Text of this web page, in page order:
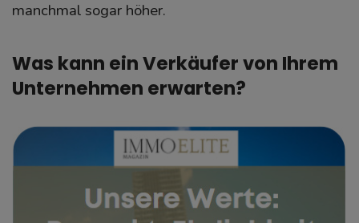
manchmal sogar höher.
Was kann ein Verkäufer von Ihrem
Unternehmen erwarten?